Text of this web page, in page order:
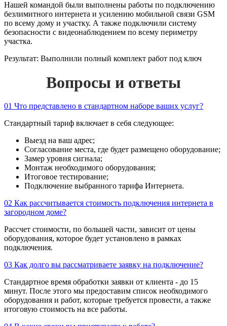
Нашей командой были выполнены работы по подключению
безлимитного интернета и усилению мобильной связи GSM
по всему дому и участку. А также подключили систему
безопасности с видеонаблюдением по всему периметру
участка.
Результат: Выполнили полный комплект работ под ключ
Вопросы и ответы
01 Что представлено в стандартном наборе ваших услуг?
Стандартный тариф включает в себя следующее:
Выезд на ваш адрес;
Согласование места, где будет размещено оборудование;
Замер уровня сигнала;
Монтаж необходимого оборудования;
Итоговое тестирование;
Подключение выбранного тарифа Интернета.
02 Как рассчитывается стоимость подключения интернета в
загородном доме?
Рассчет стоимости, по большей части, зависит от цены
оборудования, которое будет установлено в рамках
подключения.
03 Как долго вы рассматриваете заявку на подключение?
Стандартное время обработки заявки от клиента - до 15
минут. После этого мы предоставим список необходимого
оборудования и работ, которые требуется провести, а также
итоговую стоимость на все работы.